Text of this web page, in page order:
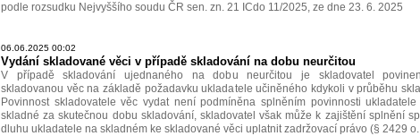
podle rozsudku Nejvyššího soudu ČR sen. zn. 21 ICdo 11/2025, ze dne 23. 6. 2025
06.06.2025 00:02
Vydání skladované věci v případě skladování na dobu neurčitou
V případě skladování ujednaného na dobu neurčitou je skladovatel
skladovanou věc na základě požadavku ukladatele učiněného kdykoli v průběhu
Povinnost skladovatele věc vydat není podmíněna splněním povinnosti ukladatele
skladné za skutečnou dobu skladování, skladovatel však může k zajištění splnění
dluhu ukladatele na skladném ke skladované věci uplatnit zadržovací právo (§ 2429 o.